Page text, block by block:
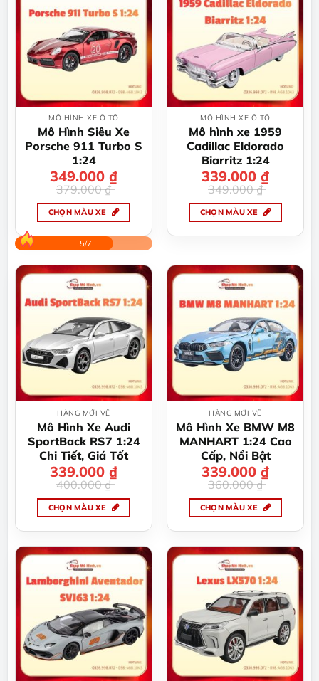
nhiều
biến
thể.
Các
tùy
chọn
có
thể
được
chọn
trên
trang
sản
phẩm
MÔ HÌNH XE Ô TÔ
Mô Hình Siêu Xe
Porsche 911 Turbo S
1:24
379.000₫
Giá
gốc
là:
379.000 ₫.
349.000 ₫
Giá
hiện
tại
là:
349.000 ₫.
CHỌN MÀU XE
phẩm
có
nhiều
biến
thể.
Các
tùy
chọn
có
thể
được
chọn
trên
trang
sản
phẩm
5/7
MÔ HÌNH XE Ô TÔ
Mô hình xe 1959
Cadillac Eldorado
Biarritz 1:24
349.000₫
Giá
gốc
là:
349.000 ₫.
339.000 ₫
Giá
hiện
tại
là:
339.000 ₫.
CHỌN MÀU XE
có
nhiều
biến
thể.
Các
tùy
chọn
thể
được
chọn
trên
trang
sản
phẩm
HÀNG MỚI VỀ
Mô Hình Xe Audi
SportBack RS7 1:24
Chi Tiết, Giá Tốt
400.000₫
Giá
gốc
là:
400.000 ₫.
339.000 ₫
Giá
hiện
tại
là:
339.000 ₫.
CHỌN MÀU XE
này
có
nhiều
biến
thể.
Các
tùy
chọn
có
HÀNG MỚI VỀ
Mô Hình Xe BMW M8
MANHART 1:24 Cao
Cấp, Nổi Bật
360.000₫
Giá
gốc
là:
360.000 ₫.
339.000 ₫
Giá
hiện
tại
là:
339.000 ₫.
CHỌN MÀU XE
này
có
nhiều
biến
thể.
Các
tùy
chọn
có